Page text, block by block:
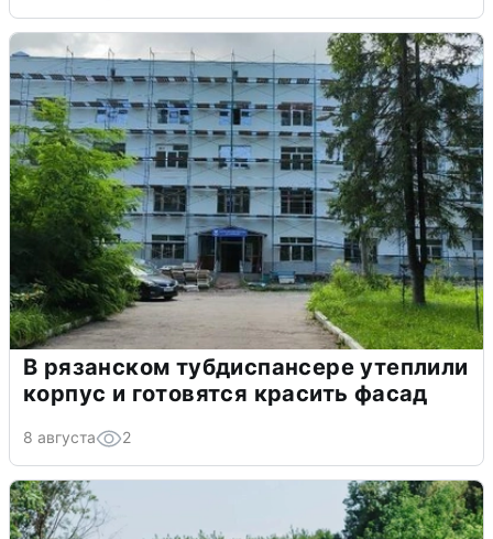
В рязанском тубдиспансере утеплили
корпус и готовятся красить фасад
8 августа 2